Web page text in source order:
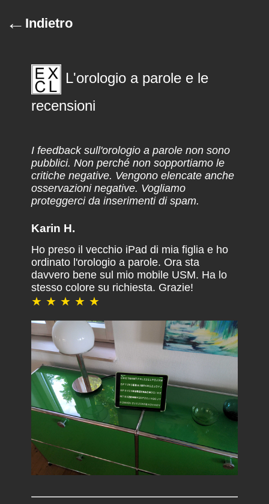
← Indietro
L'orologio a parole e le
recensioni
I feedback sull'orologio a parole non sono
pubblici. Non perché non sopportiamo le
critiche negative. Vengono elencate anche
osservazioni negative. Vogliamo
proteggerci da inserimenti di spam.
Karin H.
Ho preso il vecchio iPad di mia figlia e ho
ordinato l'orologio a parole. Ora sta
davvero bene sul mio mobile USM. Ha lo
stesso colore su richiesta. Grazie!
★ ★ ★ ★ ★